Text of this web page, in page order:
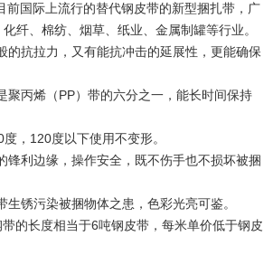
前国际上流行的替代钢皮带的新型捆扎带，广
纤、棉纺、烟草、纸业、金属制罐等行业。
的抗拉力，又有能抗冲击的延展性，更能确保
聚丙烯（ PP）带的六分之一，能长时间保持
度， 120度以下使用不变形。
锋利边缘，操作安全，既不伤手也不损坏被捆
生锈污染被捆物体之患，色彩光亮可鉴。
的长度相当于6吨钢皮带，每米单价低于钢皮